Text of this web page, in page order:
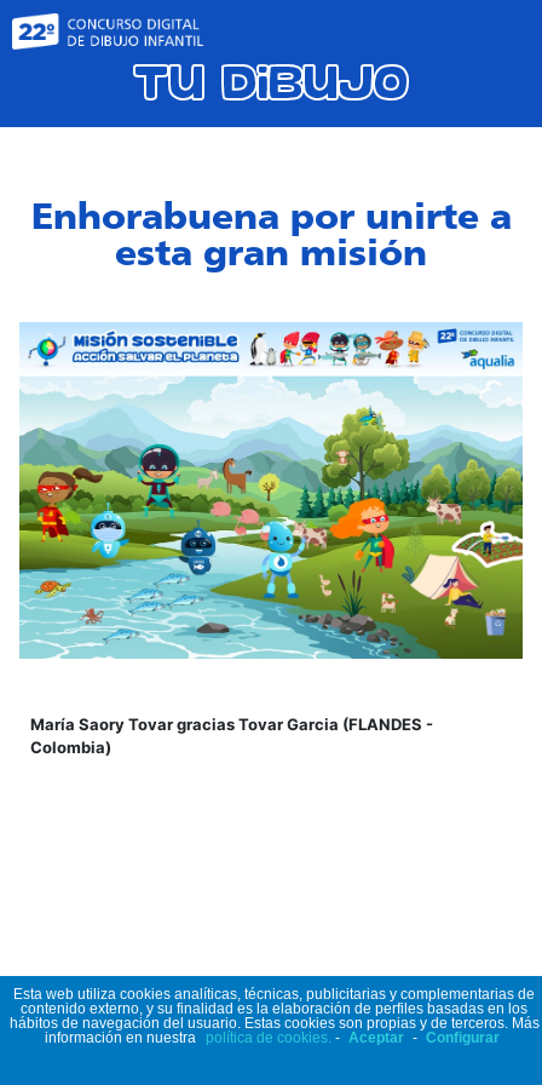
Tu dibujo
Enhorabuena por unirte a
esta gran misión
María Saory Tovar gracias Tovar Garcia (FLANDES -
Colombia)
Esta web utiliza cookies analíticas, técnicas, publicitarias y complementarias de
contenido externo, y su finalidad es la elaboración de perfiles basadas en los
hábitos de navegación del usuario. Estas cookies son propias y de terceros. Más
información en nuestra
política de cookies. - Aceptar - Configurar